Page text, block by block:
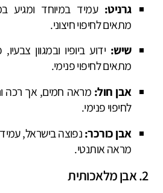
גרניט: עמיד במיוחד ומגיע
מתאים לחיפוי חיצוני.
שיש:
מתאים לחיפוי פנימי.
אבן חול: מראה חמים, אך רכה
לחיפוי פנימי.
אבן כורכר:נפוצה בישראל,
מראה אותנטי.
2. אבן מלאכותית